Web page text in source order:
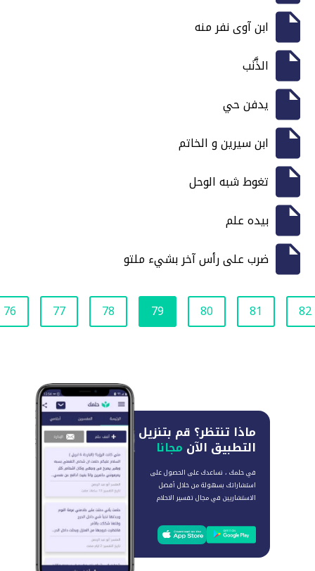
ابن آوى نفر منه
الذَّنَب
يدفن حي
ابن سيرين و الخاتم
تغوط شبه الوحل
بيده علم
ضرب على رأس آخر بشيء ملتو
76 77 78 79 80 81 82
ماذا تنتظر؟ قم بتنزيل
التطبيق الآن مجانا
في حلمك ، نساعدك على الحصول على
استشاراتك بسهولة من خلال أفضل
الاستشاريين في مجال تفسير الاحلام